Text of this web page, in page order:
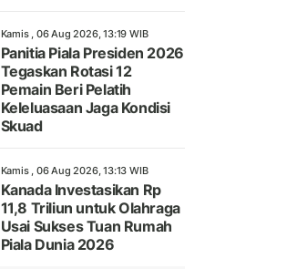
Kamis , 06 Aug 2026, 13:19 WIB
Panitia Piala Presiden 2026
Tegaskan Rotasi 12
Pemain Beri Pelatih
Keleluasaan Jaga Kondisi
Skuad
Kamis , 06 Aug 2026, 13:13 WIB
Kanada Investasikan Rp
11,8 Triliun untuk Olahraga
Usai Sukses Tuan Rumah
Piala Dunia 2026